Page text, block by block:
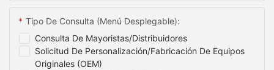
Consulta De Mayoristas/distribuidores
Solicitud De Personalización/fabricación De Equipos
Originales (OEM)
Tipo De Consulta (menú Desplegable):